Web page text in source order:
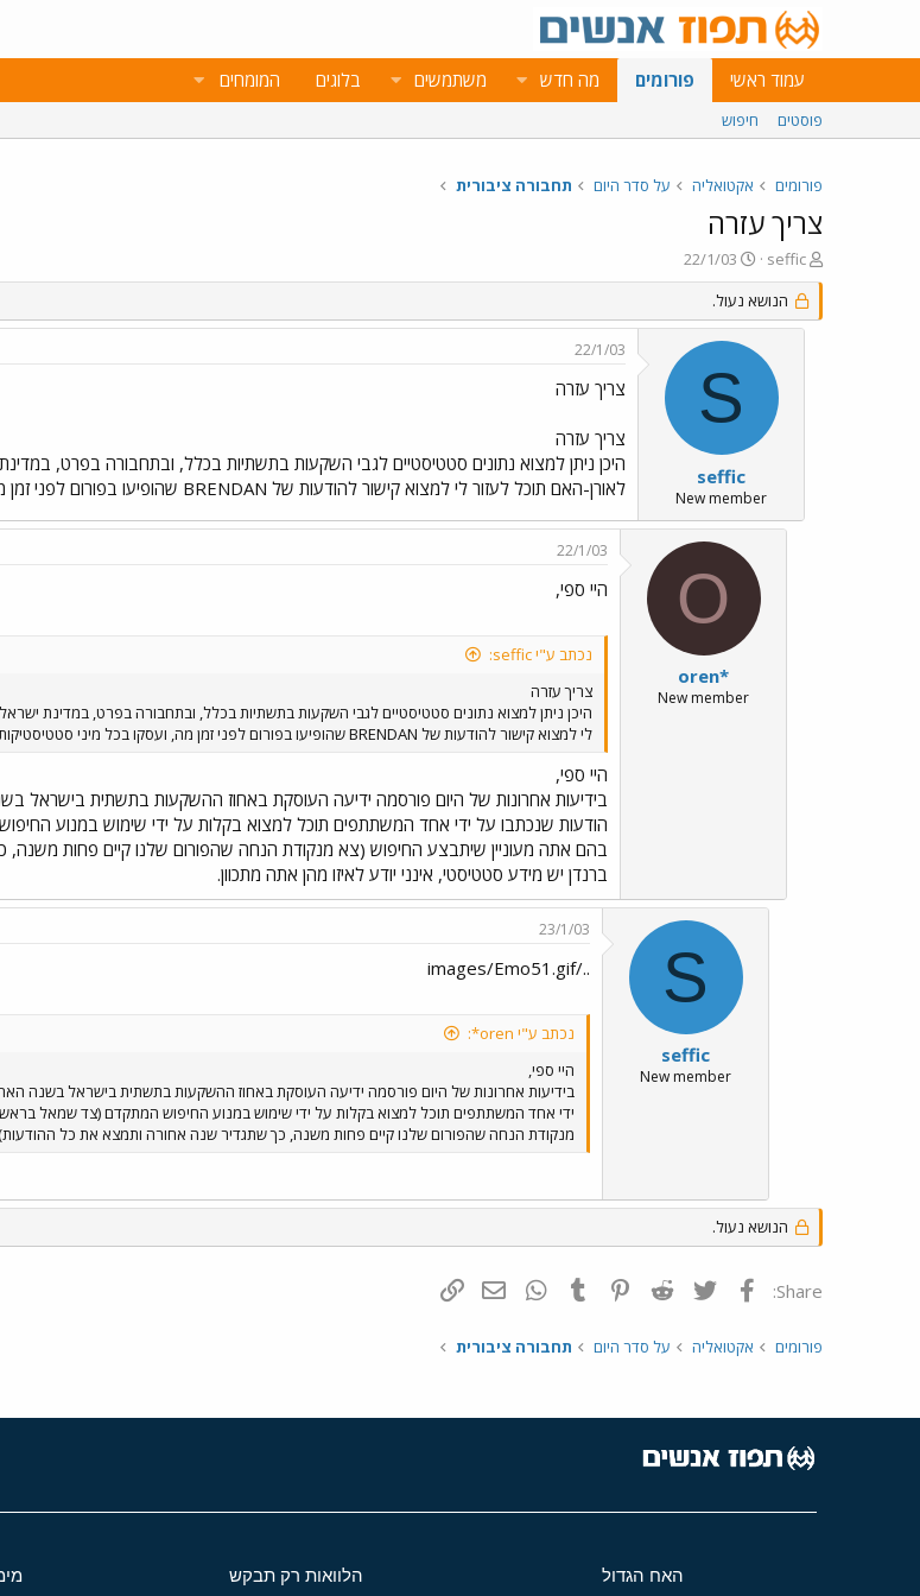
עמוד ראשי פורומים מה חדש משתמשים בלוגים המומחים
פוסטים חיפוש
פורומים אקטואליה על סדר היום תחבורה ציבורית
צריך עזרה
פ
ו
ת
ח
seffic
פ
ו
ר
ס
ם
ת
א
ר
י
ך
22/1/03
הנושא נעול.
S
seffic
New member
22/1/03
צריך עזרה
צריך עזרה
היכן ניתן למצוא נתונים סטטיסטיים לגבי השקעות בתשתיות בכלל, ובתחבורה בפרט,
לאורן-האם תוכל לעזור לי למצוא קישור להודעות של BRENDAN שהופיעו בפורום לפני זמן מה, ועסקו בכל מיני סטטיסטיקות שכאלו. אודה לכם מראש.
O
oren*
New member
22/1/03
היי ספי,
נכתב ע"י seffic:
צריך עזרה
היכן ניתן למצוא נתונים סטטיסטיים לגבי השקעות בתשתיות בכלל, ובתחבורה בפרט, במדינת
לי למצוא קישור להודעות של BRENDAN שהופיעו בפורום לפני זמן מה, ועסקו בכל מיני סטטיסטיקות שכאלו. אודה לכם מראש.
היי ספי,
הודעות שנכתבו על ידי אחד המשתתפים תוכל למצוא בקלות על ידי שימוש במנוע
בהם אתה מעוניין שיתבצע החיפוש (צא מנקודת הנחה שהפורום שלנו קיים פחות משנה,
ברנדן יש מידע סטטיסטי, אינני יודע לאיזו מהן אתה מתכוון.
S
seffic
New member
23/1/03
../images/Emo51.gif
נכתב ע"י oren*:
היי ספי,
ידי אחד המשתתפים תוכל למצוא בקלות על ידי שימוש במנוע החיפוש המתקדם (צד שמאל
מנקודת הנחה שהפורום שלנו קיים פחות משנה, כך שתגדיר שנה אחורה ותמצא את כל ההודעות).
הנושא נעול.
Share: פייסבוק Twitter
Reddit
Pinterest
Tumblr
WhatsAppדואר אלקטרוני
פורומים אקטואליה על סדר היום תחבורה ציבורית
האח הגדול הלוואות רק תבקש